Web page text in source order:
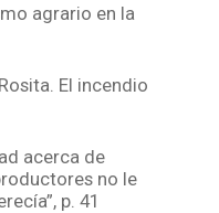
agrario en la
El incendio
acerca de
no le
p. 41